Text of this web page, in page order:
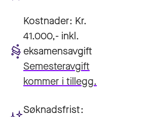
Kostnader: Kr.
41.000,- inkl.
eksamensavgift
Semesteravgift
kommer i tillegg.
Søknadsfrist: